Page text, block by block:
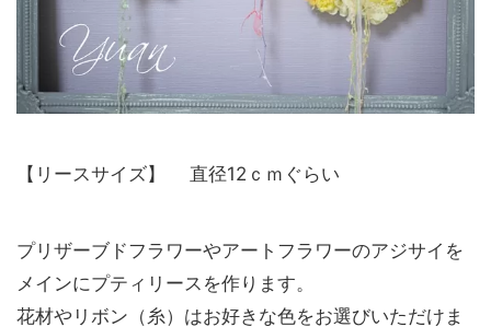
【リースサイズ】 直径12ｃｍぐらい
プリザーブドフラワーやアートフラワーのアジサイを
メインにプティリースを作ります。
花材やリボン（糸）はお好きな色をお選びいただけま